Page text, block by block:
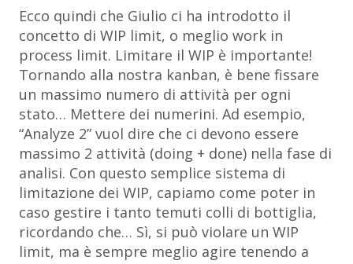
Ecco quindi che Giulio ci ha introdotto il
concetto di WIP limit, o meglio work in
process limit. Limitare il WIP è importante!
Tornando alla nostra kanban, è bene fissare
un massimo numero di attività per ogni
stato… Mettere dei numerini. Ad esempio,
“Analyze 2” vuol dire che ci devono essere
massimo 2 attività (doing + done) nella fase di
analisi. Con questo semplice sistema di
limitazione dei WIP, capiamo come poter in
caso gestire i tanto temuti colli di bottiglia,
ricordando che… Sì, si può violare un WIP
limit, ma è sempre meglio agire tenendo a